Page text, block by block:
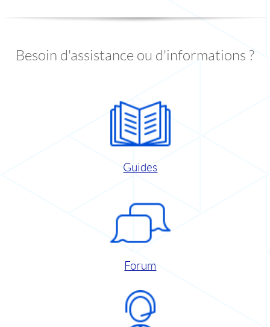
Besoin d'assistance ou d'informations ?
Guides
Forum